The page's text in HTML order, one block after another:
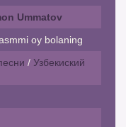
Ummatov
oy bolaning
/ Узбекиский